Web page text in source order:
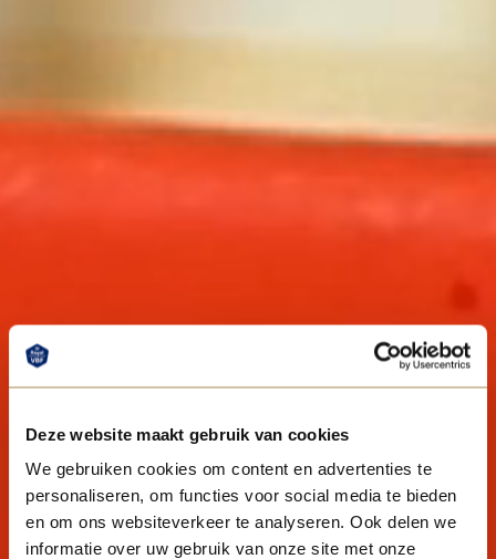
Deze website maakt gebruik van cookies
We gebruiken cookies om content en advertenties te
personaliseren, om functies voor social media te bieden
en om ons websiteverkeer te analyseren. Ook delen we
informatie over uw gebruik van onze site met onze